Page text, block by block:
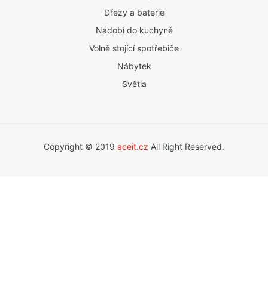
Dřezy a baterie
Nádobí do kuchyně
Volně stojící spotřebiče
Nábytek
Světla
Copyright © 2019 aceit.cz All Right Reserved.